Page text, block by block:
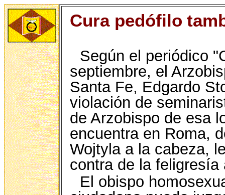
Cura pedófilo
Según el periódico
septiembre, el
Santa Fe, Edgardo
violación de
de Arzobispo de esa
encuentra en Roma,
Wojtyla a la cabeza,
contra de la feligresía
El obispo